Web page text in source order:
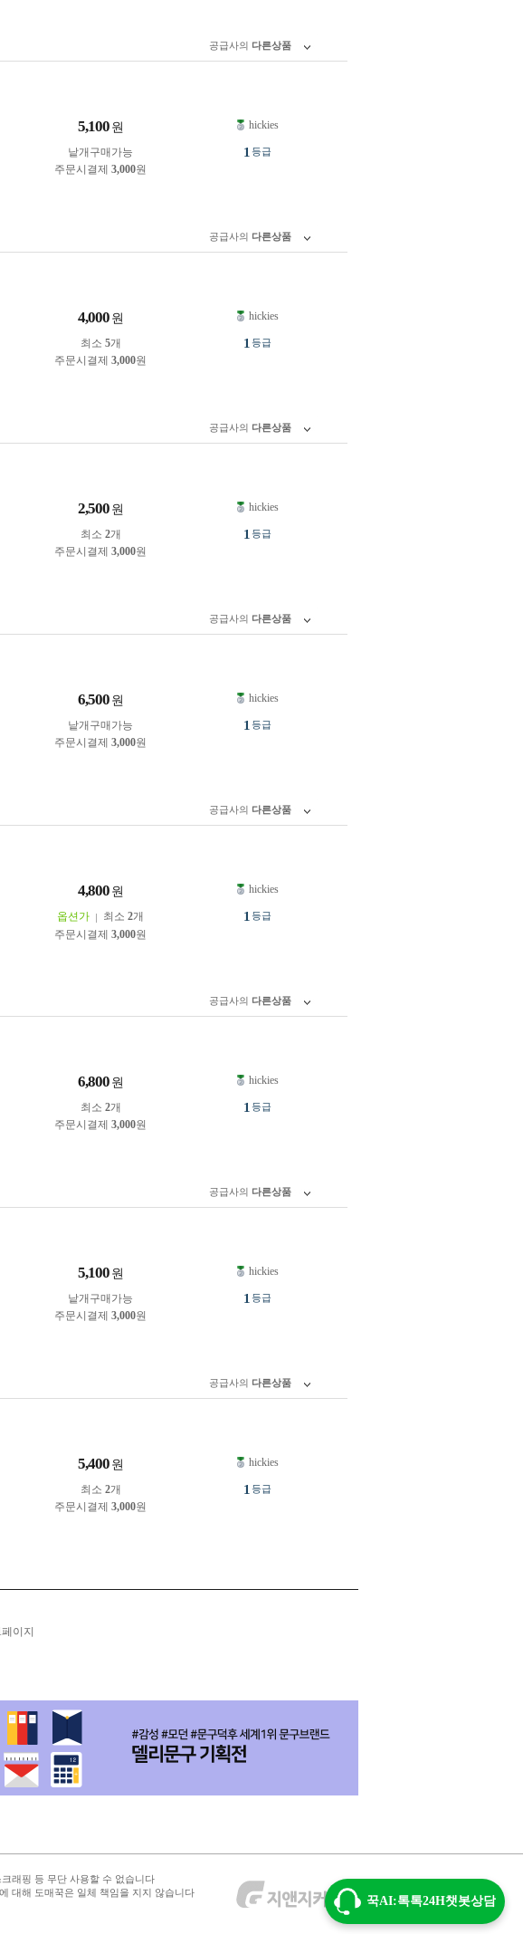
공급사의 다른상품
5,100 원
낱개구매가능
주문시결제 3,000원
hickies
1 등급
공급사의 다른상품
4,000 원
최소 5개
주문시결제 3,000원
hickies
1 등급
공급사의 다른상품
2,500 원
최소 2개
주문시결제 3,000원
hickies
1 등급
공급사의 다른상품
6,500 원
낱개구매가능
주문시결제 3,000원
hickies
1 등급
공급사의 다른상품
4,800 원
옵션가 최소 2개
주문시결제 3,000원
hickies
1 등급
공급사의 다른상품
6,800 원
최소 2개
주문시결제 3,000원
hickies
1 등급
공급사의 다른상품
5,100 원
낱개구매가능
주문시결제 3,000원
hickies
1 등급
공급사의 다른상품
5,400 원
최소 2개
주문시결제 3,000원
hickies
1 등급
페이지
래핑 등 무단 사용할 수 없습니다
대해 도매꾹은 일체 책임을 지지 않습니다
꾹AI:톡톡24H챗봇상담